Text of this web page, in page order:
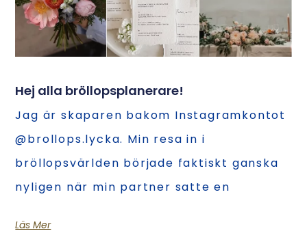
Hej alla bröllopsplanerare!
Jag är skaparen bakom Instagramkontot
@brollops.lycka. Min resa in i
bröllopsvärlden började faktiskt ganska
nyligen när min partner satte en
Läs Mer